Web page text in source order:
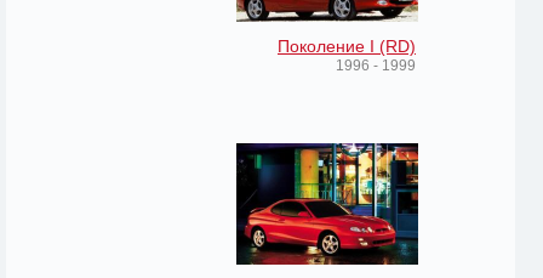
Поколение I (RD)
1996 - 1999